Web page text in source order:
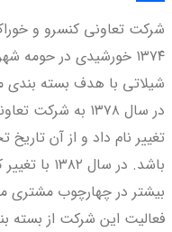
گذاری
شرکت تعاونی کنسرو و
۱۳۷۴ خورشیدی در
شیلاتی با هدف بسته
در سال ۱۳۷۸ به
تغییر نام داد و از آن
باشد. در
بیشتر در چهارچوب مشتری
فعالیت این شرکت از بسته